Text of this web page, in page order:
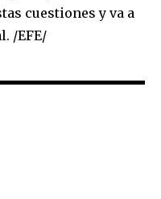
cuestiones y va a
/EFE/